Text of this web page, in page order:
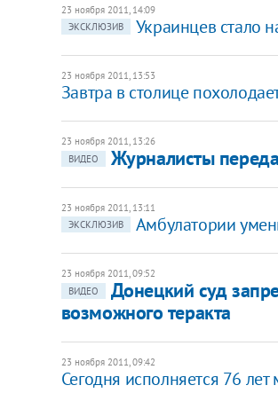
23 ноября 2011, 14:09
ЭКСКЛЮЗИВ
Украинцев стало
23 ноября 2011, 13:53
​Завтра в столице
23 ноября 2011, 13:26
ВИДЕО
​Журналисты
23 ноября 2011, 13:11
ЭКСКЛЮЗИВ
Амбулатории
23 ноября 2011, 09:52
ВИДЕО
Донецкий суд
возможного теракта
23 ноября 2011, 09:42
​Сегодня исполняется 76